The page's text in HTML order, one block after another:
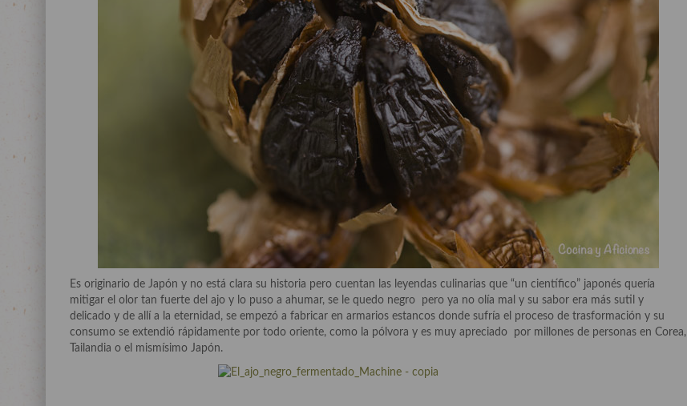
Es originario de Japón y no está clara su historia pero cuentan las leyendas culinarias que “un científico” japonés quería
mitigar el olor tan fuerte del ajo y lo puso a ahumar, se le quedo negro pero ya no olía mal y su sabor era más sutil y
delicado y de allí a la eternidad, se empezó a fabricar en armarios estancos donde sufría el proceso de trasformación y su
consumo se extendió rápidamente por todo oriente, como la pólvora y es muy apreciado por millones de personas en Corea,
Tailandia o el mismísimo Japón.